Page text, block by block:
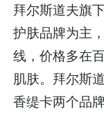
拜尔斯道夫旗
护肤品牌为主
线，价格多在
肌肤。拜尔斯
香缇卡两个品牌